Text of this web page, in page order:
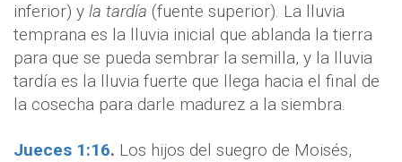
inferior) y la tardía (fuente superior). La lluvia
temprana es la lluvia inicial que ablanda la tierra
para que se pueda sembrar la semilla, y la lluvia
tardía es la lluvia fuerte que llega hacia el final de
la cosecha para darle madurez a la siembra.
Jueces 1:16. Los hijos del suegro de Moisés,